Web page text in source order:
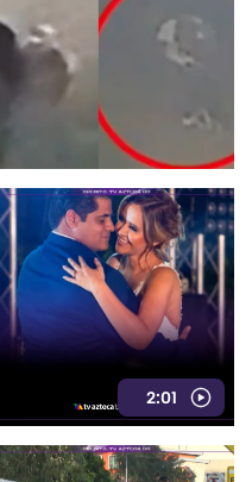
2:01